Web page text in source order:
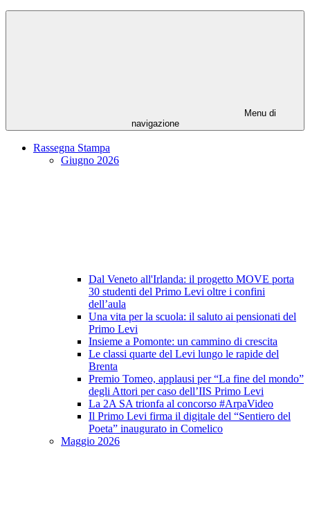
Menu di
navigazione
Rassegna Stampa
Giugno 2026
Dal Veneto all'Irlanda: il progetto MOVE porta
30 studenti del Primo Levi oltre i confini
dell’aula
Una vita per la scuola: il saluto ai pensionati del
Primo Levi
Insieme a Pomonte: un cammino di crescita
Le classi quarte del Levi lungo le rapide del
Brenta
Premio Tomeo, applausi per “La fine del mondo”
degli Attori per caso dell’IIS Primo Levi
La 2A SA trionfa al concorso #ArpaVideo
Il Primo Levi firma il digitale del “Sentiero del
Poeta” inaugurato in Comelico
Maggio 2026